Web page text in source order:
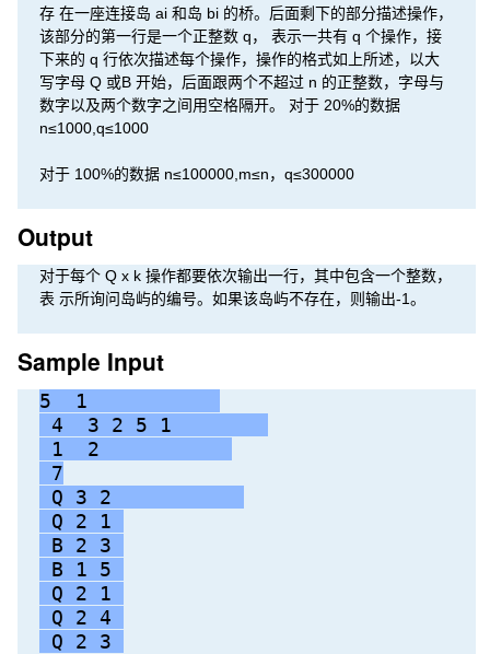
存 在一座连接岛 ai 和岛 bi 的桥。后面剩下的部分描述操作，
该部分的第一行是一个正整数 q， 表示一共有 q 个操作，接
下来的 q 行依次描述每个操作，操作的格式如上所述，以大
写字母 Q 或B 开始，后面跟两个不超过 n 的正整数，字母与
数字以及两个数字之间用空格隔开。 对于 20%的数据
n≤1000,q≤1000
对于 100%的数据 n≤100000,m≤n，q≤300000
Output
对于每个 Q x k 操作都要依次输出一行，其中包含一个整数，
表 示所询问岛屿的编号。如果该岛屿不存在，则输出-1。
Sample Input
5  1
4  3 2 5 1
1  2
7
Q 3 2
Q 2 1
B 2 3
B 1 5
Q 2 1
Q 2 4
Q 2 3